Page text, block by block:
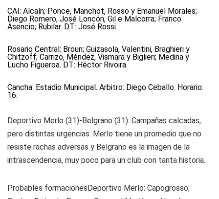
CAI: Alcaín; Ponce, Manchot, Rosso y Emanuel Morales;
Diego Romero, José Loncón, Gil e Malcorra; Franco
Asencio; Rubilar. DT: José Rossi.
Rosario Central: Broun; Guizasola, Valentini, Braghieri y
Chitzoff; Carrizo, Méndez, Vismara y Biglieri; Medina y
Lucho Figueroa. DT: Héctor Rivoira.
Cancha: Estadio Municipal. Arbitro: Diego Ceballo. Horario:
16.
Deportivo Merlo (31)-Belgrano (31): Campañas calcadas,
pero distintas urgencias. Merlo tiene un promedio que no
resiste rachas adversas y Belgrano es la imagen de la
intrascendencia, muy poco para un club con tanta historia.
Probables formacionesDeportivo Merlo: Capogrosso;